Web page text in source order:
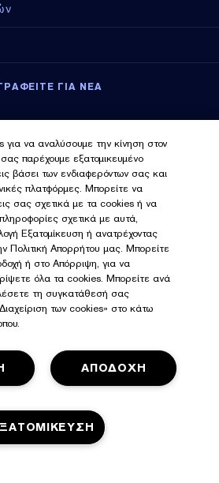
ΓΙΑ ΝΕΑ
και Προϋποθέσεις
Όροι Πώλησης
τα Cookies του Ιστοτόπου
για να αναλύσουμε την κίνηση στον
παρέχουμε εξατομικευμένο
βάσει των ενδιαφερόντων σας και
πλατφόρμες. Μπορείτε να
σας σχετικά με τα cookies ή να
σχετικά με αυτά,
Εξατομίκευση ή ανατρέχοντας
Πολιτική Απορρήτου μας. Μπορείτε
ή στο Απόρριψη, για να
όλα τα cookies. Μπορείτε ανά
τη συγκατάθεσή σας
των cookies» στο κάτω
ΑΠΟΔΟΧΗ